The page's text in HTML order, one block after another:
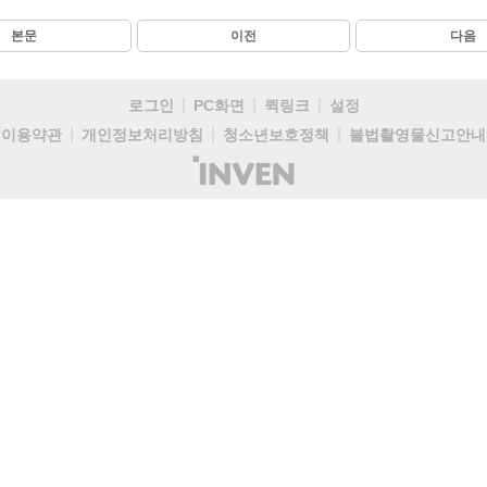
본문 이전 다음
로그인 PC화면 퀵링크
설정
이용약관
개인정보처리방침 청소년보호정책
불법촬영물신고안내
(주)
인